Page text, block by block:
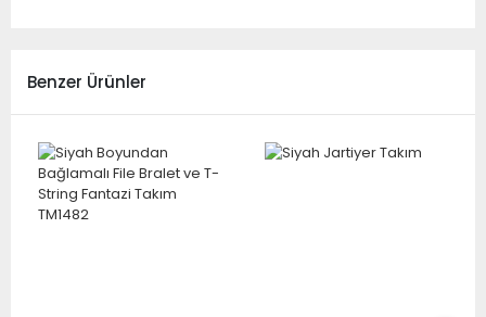
Benzer Ürünler